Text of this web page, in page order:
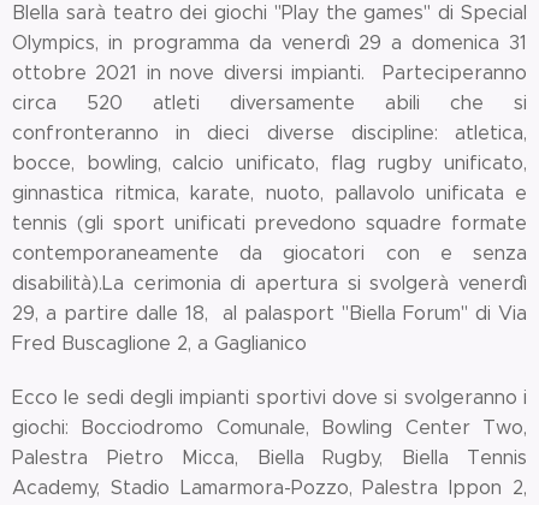
BIella sarà teatro dei giochi "Play the games" di Special
Olympics, in programma da venerdì 29 a domenica 31
ottobre 2021 in nove diversi impianti. Parteciperanno
circa 520 atleti diversamente abili che si
confronteranno in dieci diverse discipline: atletica,
bocce, bowling, calcio unificato, flag rugby unificato,
ginnastica ritmica, karate, nuoto, pallavolo unificata e
tennis (gli sport unificati prevedono squadre formate
contemporaneamente da giocatori con e senza
disabilità).La cerimonia di apertura si svolgerà venerdì
29, a partire dalle 18,
al palasport "Biella Forum" di Via
Fred Buscaglione 2, a Gaglianico
Ecco le sedi degli impianti sportivi dove si svolgeranno i
giochi:
Bocciodromo Comunale, Bowling Center Two,
Palestra Pietro Micca, Biella Rugby, Biella Tennis
Academy, Stadio Lamarmora-Pozzo, Palestra Ippon 2,